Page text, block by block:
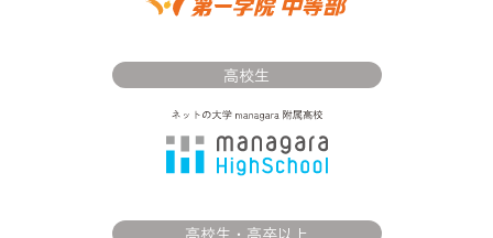
高校生
高校生・高卒以上